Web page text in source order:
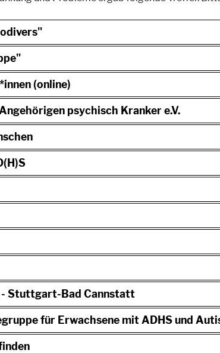
(online)
psychisch Kranker e.V.
Stuttgart-Bad Cannstatt
für Erwachsene mit ADHS und